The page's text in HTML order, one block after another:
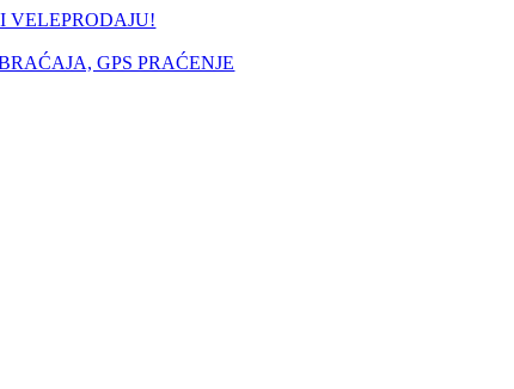
VELEPRODAJU!
GPS PRAĆENJE